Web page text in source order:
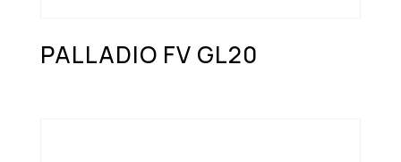
PALLADIO FV GL20